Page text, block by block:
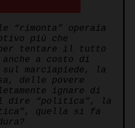
“rimonta” operaia
più che
tentare il tutto
a costo di
sul marciapiede, la
delle povere
ignare di
dire “politica”, la
quella si fa